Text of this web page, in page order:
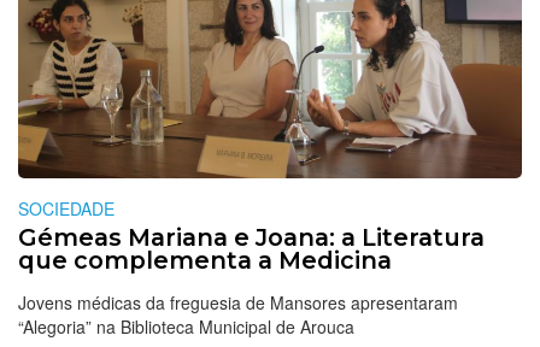
SOCIEDADE
Gémeas Mariana e Joana: a Literatura
que complementa a Medicina
Jovens médicas da freguesia de Mansores apresentaram
“Alegoria” na Biblioteca Municipal de Arouca